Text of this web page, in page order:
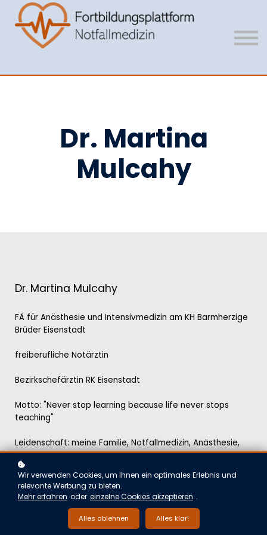
Vision
Anmelden
Dr. Martina
Mulcahy
Dr. Martina Mulcahy
FÄ für Anästhesie und Intensivmedizin am KH Barmherzige
Brüder Eisenstadt
freiberufliche Notärztin
Bezirkschefärztin RK Eisenstadt
Motto: "Never stop learning because life never stops
teaching"
Leidenschaft: meine Familie, Notfallmedizin, Anästhesie,
Koalas und Känguruhs
Wir verwenden Cookies, um Ihnen ein optimales Erlebnis und
relevante Werbung zu bieten.
Mehr erfahren oder einzelne Cookies akzeptieren .
Alles ablehnen Alles klar!